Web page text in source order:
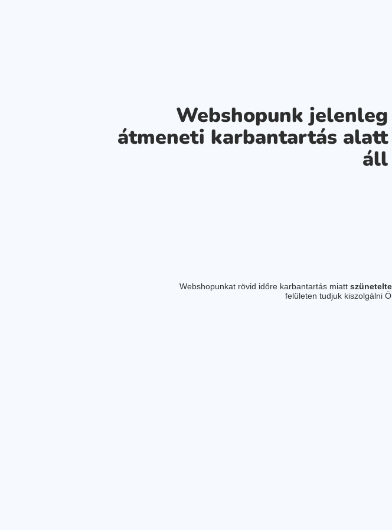
Webshopunk jelenleg
átmeneti karbantartás alatt
áll
Webshopunkat rövid időre karbantartás miatt
felületen tudjuk kiszolgálni